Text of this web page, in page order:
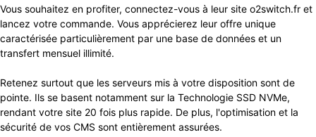
Vous souhaitez en profiter, connectez-vous à leur site o2switch.fr et
lancez votre commande. Vous apprécierez leur offre unique
caractérisée particulièrement par une base de données et un
transfert mensuel illimité.
Retenez surtout que les serveurs mis à votre disposition sont de
pointe. Ils se basent notamment sur la Technologie SSD NVMe,
rendant votre site 20 fois plus rapide. De plus, l'optimisation et la
sécurité de vos CMS sont entièrement assurées.